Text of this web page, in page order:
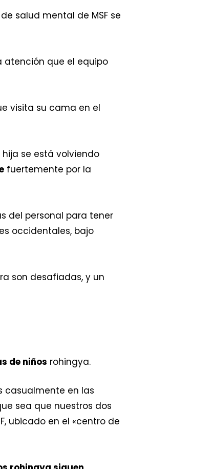
salud mental de MSF se
atención que el equipo
visita su cama en el
se está volviendo
fuertemente por la
del personal para tener
occidentales, bajo
son desafiadas, y un
de niños rohingya.
casualmente en las
sea que nuestros dos
ubicado en el «centro de